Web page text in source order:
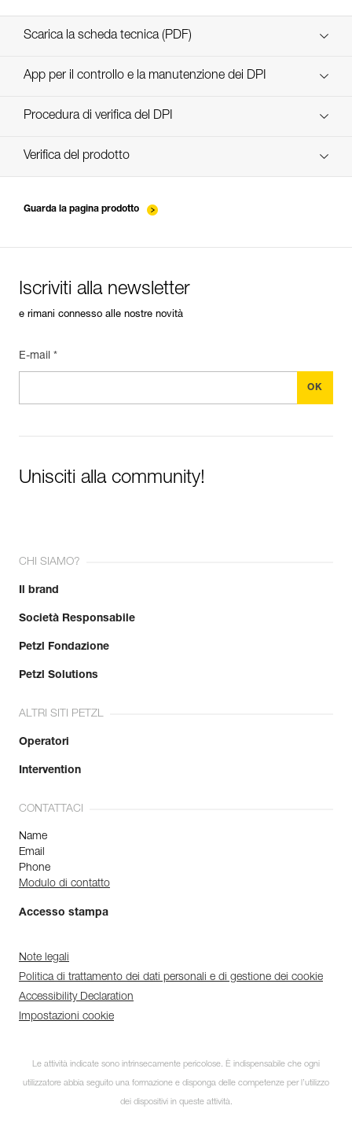
Scarica la scheda tecnica (PDF)
Technical Notice
App per il controllo e la manutenzione dei DPI
scopri ePPEcentre
Procedura di verifica del DPI
verif-EPI-poulies-procedure-IT
Verifica del prodotto
Guarda la pagina prodotto
Iscriviti alla newsletter
e rimani connesso alle nostre novità
E-mail *
Unisciti alla community!
CHI SIAMO?
Il brand
Società Responsabile
Petzl Fondazione
Petzl Solutions
ALTRI SITI PETZL
Operatori
Intervention
CONTATTACI
Name
Email
Phone
Modulo di contatto
Accesso stampa
Note legali
Politica di trattamento dei dati personali e di gestione dei cookie
Accessibility Declaration
Impostazioni cookie
Le attività indicate sono intrinsecamente pericolose. È indispensabile che ogni
utilizzatore abbia seguito una formazione e disponga delle competenze per l’utilizzo
dei dispositivi in queste attività.